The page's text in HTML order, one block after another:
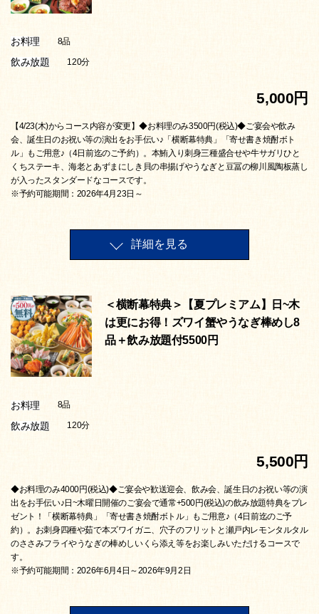
お料理 8品
飲み放題 120分
5,000円
【4/23(木)からコース内容が変更】◆お料理のみ3500円(税込)◆ご宴会や飲み
会、誕生日のお祝い等の演出をお手伝い♪「横断幕特典」「寄せ書き焼酎ボト
ル」もご用意♪（4日前迄のご予約）。本鮪入り刺身三種盛合せや牛サガリひと
くちステーキ、海老とあずまにしき貝の串揚げやうなぎと豆冨の柳川風陶板蒸し
が入ったスタンダードなコースです。
※予約可能期間：2026年4月23日～
詳細を見る
＜横断幕特典＞【夏プレミアム】日~木
は更にお得！ズワイ蟹やうなぎ棒めし8
品＋飲み放題付5500円
お料理 8品
飲み放題 120分
5,500円
◆お料理のみ4000円(税込)◆ご宴会や歓送迎会、飲み会、誕生日のお祝い等の演
出をお手伝い♪日~木曜日開催のご宴会で通常+500円(税込)の飲み放題特典をプレ
ゼント！「横断幕特典」「寄せ書き焼酎ボトル」もご用意♪（4日前迄のご予
約）。お刺身四種や茹で本ズワイガニ、穴子のフリットと瀬戸内レモンタルタル
のささみフライやうなぎの棒めしいくら添え等をお楽しみいただけるコースで
す。
※予約可能期間：2026年6月4日～2026年9月2日